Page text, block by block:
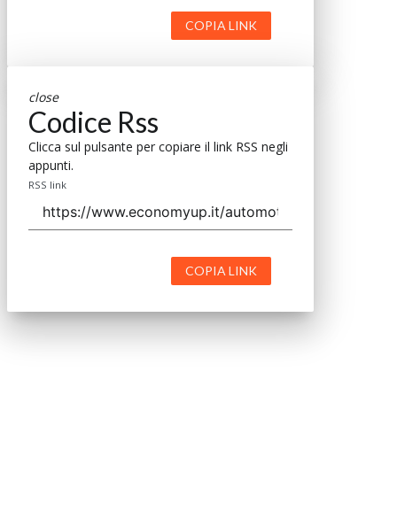
COPIA LINK
close
Codice Rss
Clicca sul pulsante per copiare il link RSS negli
appunti.
RSS link
COPIA LINK